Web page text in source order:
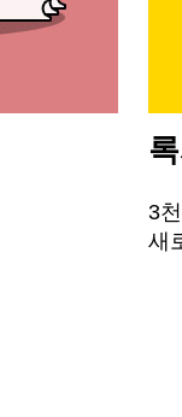
3
새